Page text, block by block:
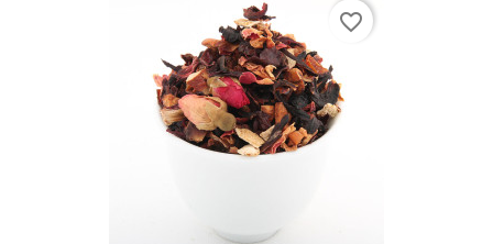
favorite_border